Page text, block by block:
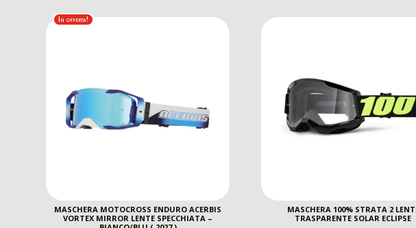
In offerta!
MASCHERA MOTOCROSS ENDURO ACERBIS
VORTEX MIRROR LENTE SPECCHIATA –
MASCHERA 100% STRATA 2
TRASPARENTE SOLAR ECLIPSE